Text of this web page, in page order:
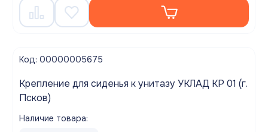
Код: 00000005675
Крепление для сиденья к унитазу УКЛАД КР 01 (г.
Псков)
Наличие товара: